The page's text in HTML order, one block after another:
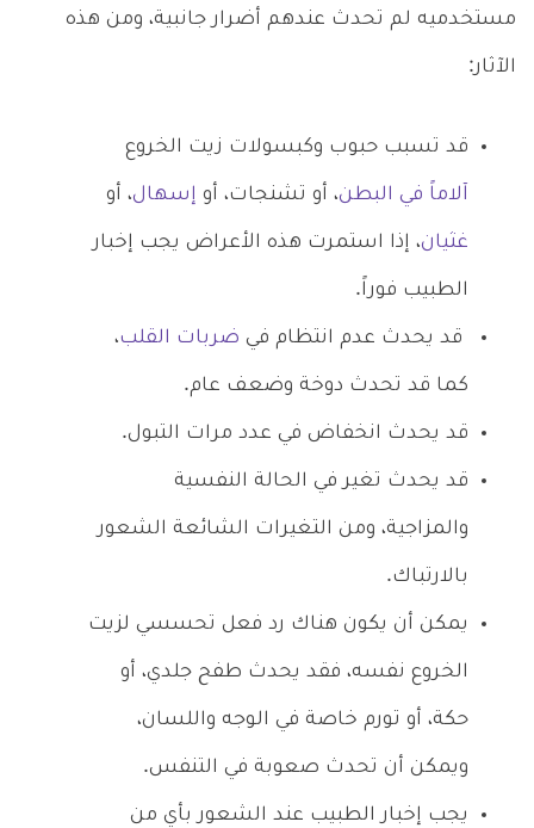
مستخدميه لم تحدث عندهم أضرار جانبية، ومن هذه
الآثار:
قد تسبب حبوب وكبسولات زيت الخروع
آلاماً في البطن، أو تشنجات، أو إسهال، أو
غثيان، إذا استمرت هذه الأعراض يجب إخبار
الطبيب فوراً.
قد يحدث عدم انتظام في ضربات القلب،
كما قد تحدث دوخة وضعف عام.
قد يحدث انخفاض في عدد مرات التبول.
قد يحدث تغير في الحالة النفسية
والمزاجية، ومن التغيرات الشائعة الشعور
بالارتباك.
يمكن أن يكون هناك رد فعل تحسسي لزيت
الخروع نفسه، فقد يحدث طفح جلدي، أو
حكة، أو تورم خاصة في الوجه واللسان،
ويمكن أن تحدث صعوبة في التنفس.
يجب إخبار الطبيب عند الشعور بأي من